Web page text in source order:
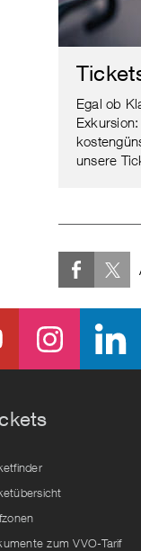
Egal ob
unsere
zum VVO-Tarif